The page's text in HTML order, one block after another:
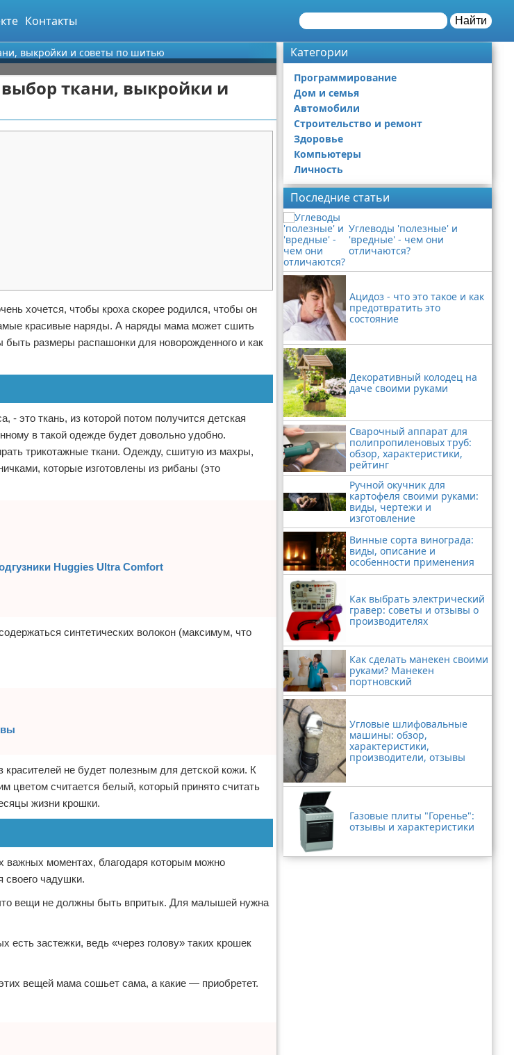
Контакты Найти
выкройки и советы по шитью
ткани, выкройки и
хочется, чтобы кроха скорее родился, чтобы он
красивые наряды. А наряды мама может сшить
размеры распашонки для новорожденного и как
это ткань, из которой потом получится детская
в такой одежде будет довольно удобно.
трикотажные ткани. Одежду, сшитую из махры,
которые изготовлены из рибаны (это
Huggies Ultra Comfort
синтетических волокон (максимум, что
красителей не будет полезным для детской кожи. К
считается белый, который принято считать
жизни крошки.
важных моментах, благодаря которым можно
своего чадушки.
вещи не должны быть впритык. Для малышей нужна
есть застежки, ведь «через голову» таких крошек
вещей мама сошьет сама, а какие — приобретет.
Категории
Программирование
Дом и семья
Автомобили
Строительство и ремонт
Здоровье
Компьютеры
Личность
Последние статьи
Углеводы 'полезные' и
'вредные' - чем они
отличаются?
Ацидоз - что это такое и как
предотвратить это
состояние
Декоративный колодец на
даче своими руками
Сварочный аппарат для
полипропиленовых труб:
обзор, характеристики,
рейтинг
Ручной окучник для
картофеля своими руками:
виды, чертежи и
изготовление
Винные сорта винограда:
виды, описание и
особенности применения
Как выбрать электрический
гравер: советы и отзывы о
производителях
Как сделать манекен своими
руками? Манекен
портновский
Угловые шлифовальные
машины: обзор,
характеристики,
производители, отзывы
Газовые плиты "Горенье":
отзывы и характеристики